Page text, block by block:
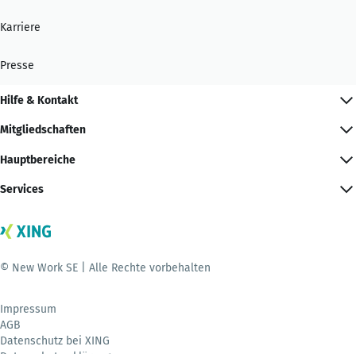
Karriere
Presse
Hilfe & Kontakt
Mitgliedschaften
Hauptbereiche
Services
© New Work SE | Alle Rechte vorbehalten
Impressum
AGB
Datenschutz bei XING